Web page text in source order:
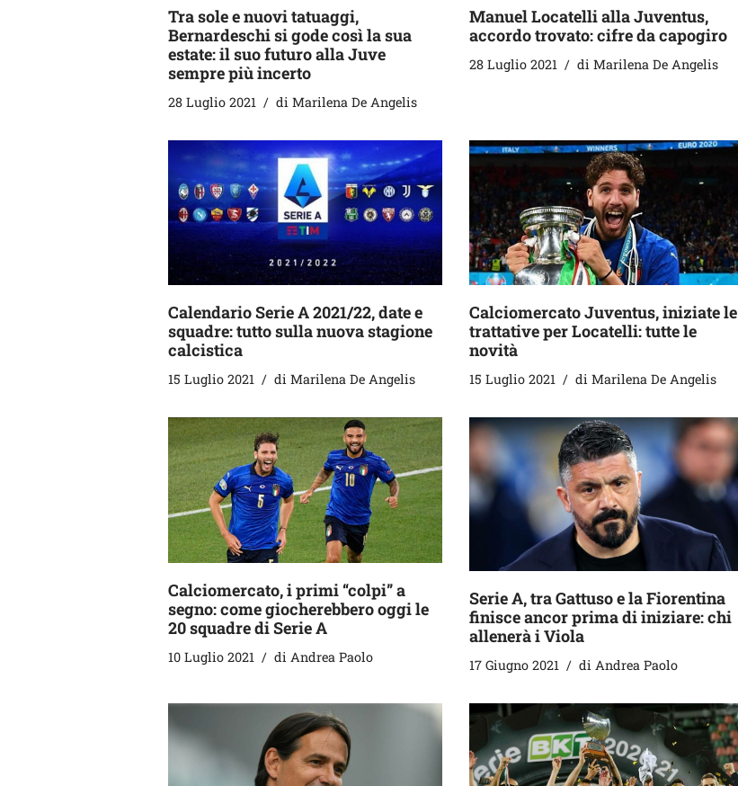
Tra sole e nuovi tatuaggi,
Bernardeschi si gode così la sua
estate: il suo futuro alla Juve
sempre più incerto
28 Luglio 2021 di Marilena De Angelis
Manuel Locatelli alla Juventus,
accordo trovato: cifre da capogiro
28 Luglio 2021 di Marilena De Angelis
Calendario Serie A 2021/22, date e
squadre: tutto sulla nuova stagione
calcistica
15 Luglio 2021 di Marilena De Angelis
Calciomercato Juventus, iniziate le
trattative per Locatelli: tutte le
novità
15 Luglio 2021 di Marilena De Angelis
Calciomercato, i primi “colpi” a
segno: come giocherebbero oggi le
20 squadre di Serie A
10 Luglio 2021 di Andrea Paolo
Serie A, tra Gattuso e la Fiorentina
finisce ancor prima di iniziare: chi
allenerà i Viola
17 Giugno 2021 di Andrea Paolo